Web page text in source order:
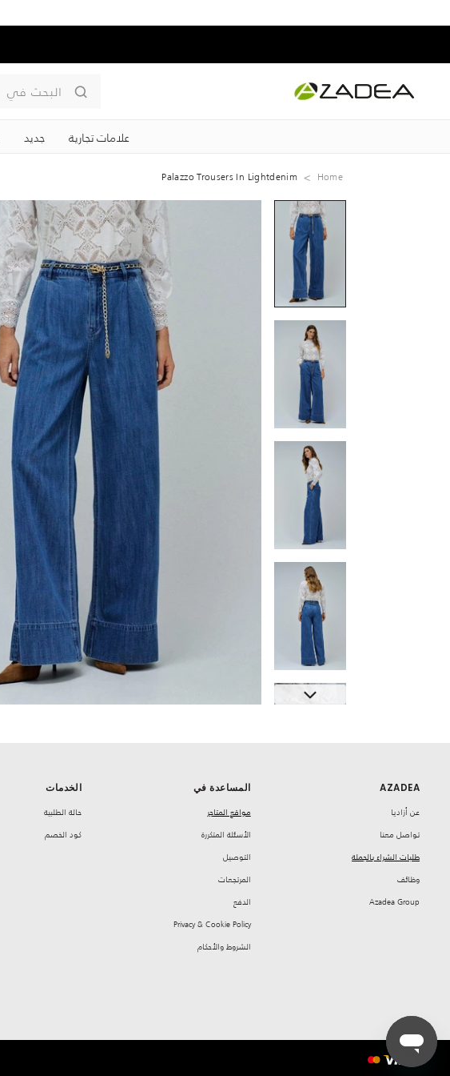
البحث في
علامات تجارية جديد
Home
Palazzo Trousers In Lightdenim
AZADEA
‏عن أزاديا
تواصل معنا
طلبات الشراء بالجملة
‏وظائف
Azadea Group
المساعدة في
مواقع المتاجر
‏الأسئلة المتكررة
‏التوصيل
‏المرتجعات
‏الدفع
Privacy & Cookie Policy
‏الشروط والأحكام
الخدمات
حالة الطلبية
كود الخصم